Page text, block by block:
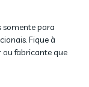
somente para
Fique à
fabricante que